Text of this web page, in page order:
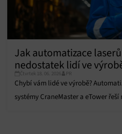
Jak automatizace laserů
nedostatek lidí ve
Čtvrtek 18. 06. 2026 PR
Chybí vám lidé ve výrobě?
systémy CraneMaster a eTower